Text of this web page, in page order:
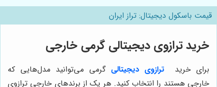
قیمت باسکول دیجیتال: تراز ایران
خرید ترازوی دیجیتالی گرمی خارجی
برای خرید ترازوی دیجیتالی گرمی می‌توانید مدل‌هایی که
خارجی هستند را انتخاب کنید. هر یک از برندهای خارجی ترازوی